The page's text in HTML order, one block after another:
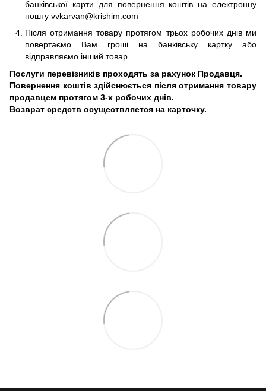
банківської карти для повернення коштів на електронну
пошту vvkarvan@krishim.com
Після отримання товару протягом трьох робочих днів ми
повертаємо Вам гроші на банківську картку або
відправляємо інший товар.
Послуги перевізників проходять за рахунок Продавця.
Повернення коштів здійснюється після отримання товару
продавцем протягом 3-х робочих днів.
Возврат средств осуществляется на карточку.